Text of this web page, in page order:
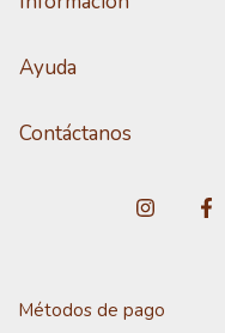
Ayuda
Contáctanos
Métodos de pago